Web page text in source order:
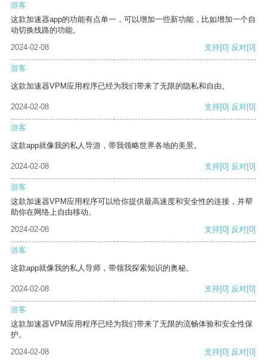
游客
这款加速器app的功能有点单一，可以增加一些新功能，比如增加一个自
动切换线路的功能。
2024-02-08
支持[0] 反对[0]
游客
这款加速器VPM应用程序已经为我们带来了无限的隐私和自由。
2024-02-08 支持[0] 反对[0]
游客
这款app就像我的私人导游，带我领略世界各地的美景。
2024-02-08 支持[0] 反对[0]
游客
这款加速器VPM应用程序可以给你提供最高速度和安全性的连接，并帮
助你在网络上自由移动。
2024-02-08
支持[0] 反对[0]
游客
这款app就像我的私人导师，带领我探索知识的奥秘。
2024-02-08 支持[0] 反对[0]
游客
这款加速器VPM应用程序已经为我们带来了无限的流畅体验和安全性保
护。
2024-02-08
支持[0] 反对[0]